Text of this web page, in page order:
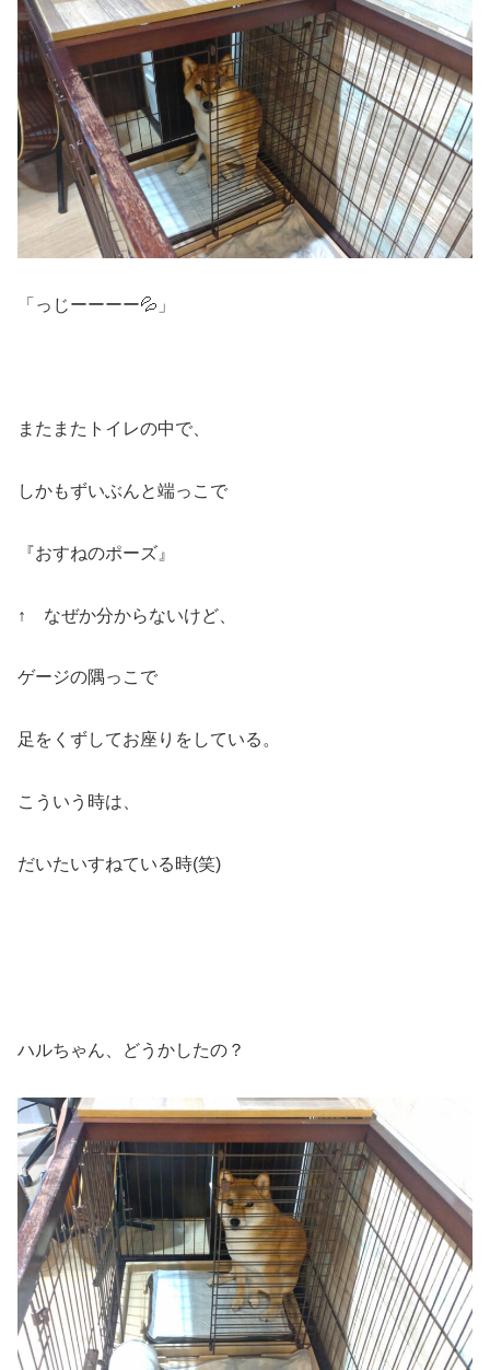
「っじーーーー💦」
またまたトイレの中で、
しかもずいぶんと端っこで
『おすねのポーズ』
↑ なぜか分からないけど、
ゲージの隅っこで
足をくずしてお座りをしている。
こういう時は、
だいたいすねている時(笑)
ハルちゃん、どうかしたの？